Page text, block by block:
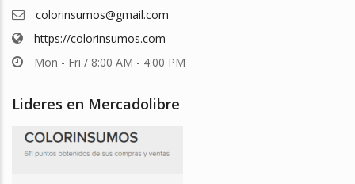
colorinsumos@gmail.com
https://colorinsumos.com
Mon - Fri / 8:00 AM - 4:00 PM
Lideres en Mercadolibre